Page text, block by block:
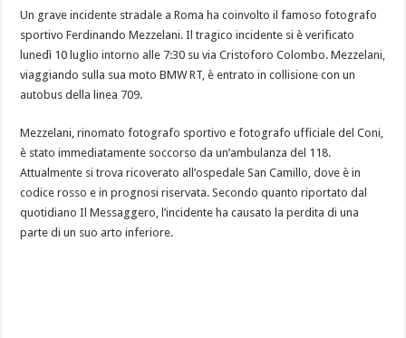
Un grave incidente stradale a Roma ha coinvolto il famoso fotografo
sportivo Ferdinando Mezzelani. Il tragico incidente si è verificato
lunedì 10 luglio intorno alle 7:30 su via Cristoforo Colombo. Mezzelani,
viaggiando sulla sua moto BMW RT, è entrato in collisione con un
autobus della linea 709.
Mezzelani, rinomato fotografo sportivo e fotografo ufficiale del Coni,
è stato immediatamente soccorso da un’ambulanza del 118.
Attualmente si trova ricoverato all’ospedale San Camillo, dove è in
codice rosso e in prognosi riservata. Secondo quanto riportato dal
quotidiano Il Messaggero, l’incidente ha causato la perdita di una
parte di un suo arto inferiore.